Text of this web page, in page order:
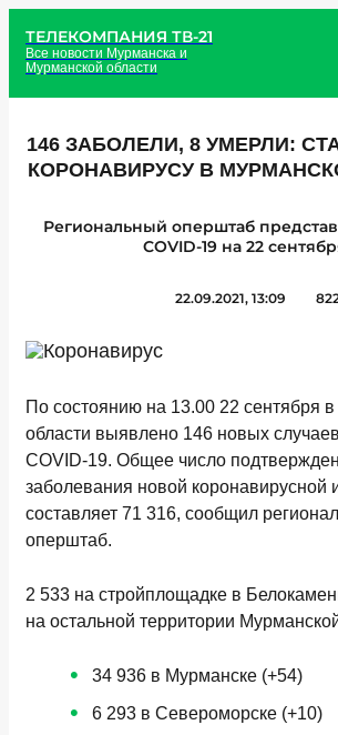
ТЕЛЕКОМПАНИЯ ТВ-21
Все новости Мурманска и
Мурманской области
146 ЗАБОЛЕЛИ, 8 УМЕРЛИ:
КОРОНАВИРУСУ В
Региональный оперштаб
COVID-19 на 22
22.09.2021, 13:09
По состоянию на 13.00 22 сентября
области выявлено 146 новых
COVID-19. Общее число
заболевания новой коронавирусной
составляет 71 316, сообщил
оперштаб.
2 533 на стройплощадке в
на остальной территории
34 936 в Мурманске (+54)
6 293 в Североморске (+10)